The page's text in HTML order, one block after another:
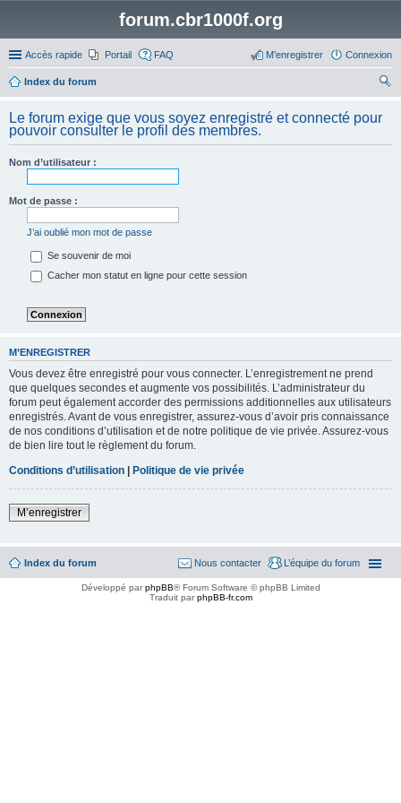
forum.cbr1000f.org
Accès rapide Portail FAQ Connexion
M’enregistrer
Index du forum
her
ch
Le forum exige que vous soyez enregistré et connecté pour
pouvoir consulter le profil des membres.
Nom d’utilisateur :
Mot de passe :
J’ai oublié mon mot de passe
Se souvenir de moi
Cacher mon statut en ligne pour cette session
M’ENREGISTRER
Vous devez être enregistré pour vous connecter. L’enregistrement ne prend
que quelques secondes et augmente vos possibilités. L’administrateur du
forum peut également accorder des permissions additionnelles aux utilisateurs
enregistrés. Avant de vous enregistrer, assurez-vous d’avoir pris connaissance
de nos conditions d’utilisation et de notre politique de vie privée. Assurez-vous
de bien lire tout le règlement du forum.
Conditions d’utilisation | Politique de vie privée
M’enregistrer
Index du forum L’équipe du forum
Nous contacter
Développé parphpBB® Forum Software © phpBB Limited
Traduit parphpBB-fr.com